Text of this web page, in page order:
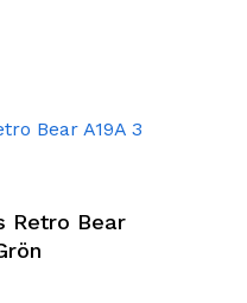
Retro Bear